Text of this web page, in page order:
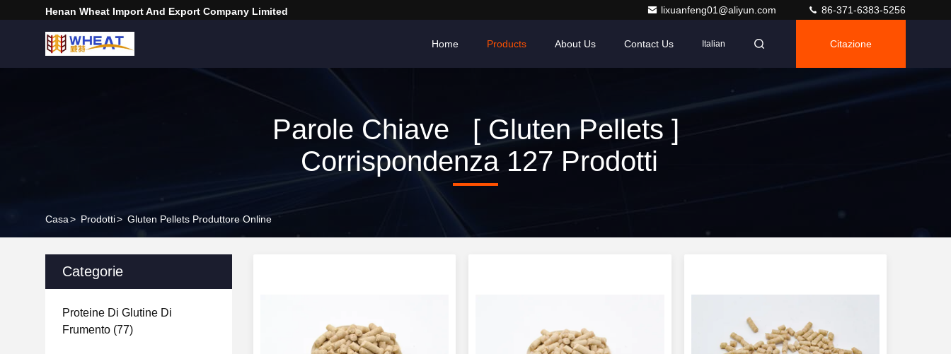
Henan Wheat Import And Export Company Limited lixuanfeng01@aliyun.com 86-371-6383-5256
Home Products About Us Contact Us Italian Citazione
Parole Chiave [ Gluten Pellets ]
Corrispondenza 127 Prodotti
Casa> Prodotti> Gluten Pellets Produttore Online
Categorie
Proteine Di Glutine Di
Frumento (77)